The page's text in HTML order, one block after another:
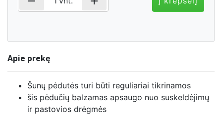
Apie prekę
Šunų pėdutės turi būti reguliariai tikrinamos
šis pėdučių balzamas apsaugo nuo suskeldėjimų
ir pastovios drėgmės